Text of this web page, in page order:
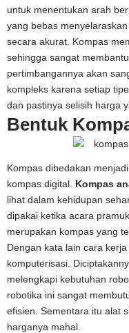
untuk menentukan arah
yang bebas
secara akurat. Kompas
sehingga sangat
pertimbangannya akan
kompleks karena setiap
dan pastinya selisih harga
Bentuk
Kompas dibedakan
kompas digital. Kompas
lihat dalam kehidupan
dipakai ketika acara
merupakan kompas yang
Dengan kata lain cara
komputerisasi.
melengkapi kebutuhan
robotika ini sangat
efisien. Sementara itu alat
harganya mahal.